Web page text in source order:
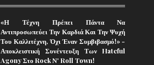
«Η Τέχνη Πρέπει Πάντα Να
Αντιπροσωπεύει Την Καρδιά Και Την Ψυχή
Του Καλλιτέχνη, Όχι Έναν Συμβιβασμό!» -
Αποκλειστική Συνέντευξη Των Hateful
Agony Στο Rock N' Roll Town!